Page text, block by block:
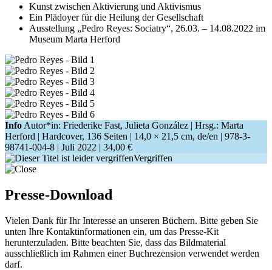
Kunst zwischen Aktivierung und Aktivismus
Ein Plädoyer für die Heilung der Gesellschaft
Ausstellung „Pedro Reyes: Sociatry“, 26.03. – 14.08.2022 im
Museum Marta Herford
Info Autor*in: Friederike Fast, Julieta González | Hrsg.: Marta
Herford | Hardcover, 136 Seiten | 14,0 × 21,5 cm, de/en | 978-3-
98741-004-8 | Juli 2022 | 34,00 €
Vergriffen
Presse-Download
Vielen Dank für Ihr Interesse an unseren Büchern. Bitte geben Sie
unten Ihre Kontaktinformationen ein, um das Presse-Kit
herunterzuladen. Bitte beachten Sie, dass das Bildmaterial
ausschließlich im Rahmen einer Buchrezension verwendet werden
darf.